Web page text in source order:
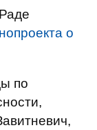
о
по